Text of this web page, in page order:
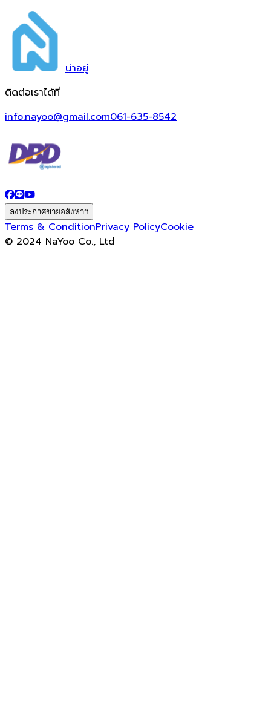
น่าอยู่
ติดต่อเราได้ที่
info.nayoo@gmail.com061-635-8542
ลงประกาศขายอสังหาฯ
Terms & ConditionPrivacy PolicyCookie
© 2024 NaYoo Co., Ltd